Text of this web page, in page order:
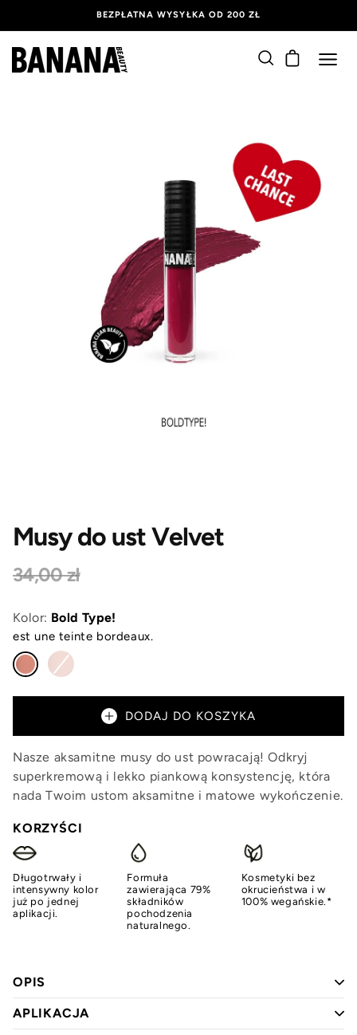
BEZPŁATNA WYSYŁKA OD 200 ZŁ
Musy do ust Velvet
34,00 zł
Kolor: Bold Type!
est une teinte bordeaux.
Nasze aksamitne musy do ust powracają! Odkryj
superkremową i lekko piankową konsystencję, która
nada Twoim ustom aksamitne i matowe wykończenie.
KORZYŚCI
Długotrwały i
intensywny kolor
już po jednej
aplikacji.
Formuła
zawierająca 79%
składników
pochodzenia
naturalnego.
Kosmetyki bez
okrucieństwa i w
100% wegańskie.*
DODAJ DO KOSZYKA
OPIS
APLIKACJA